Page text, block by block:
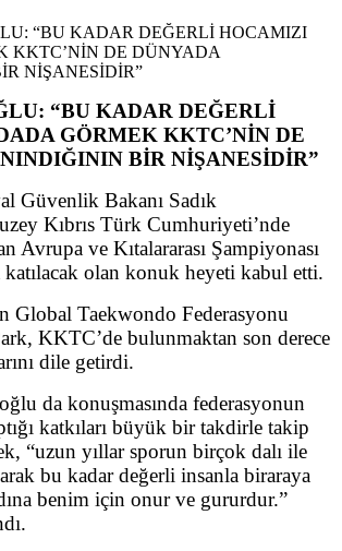
“BU KADAR DEĞERLİ
GÖRMEK KKTC’NİN DE
BİR NİŞANESİDİR”
Güvenlik Bakanı Sadık
Kıbrıs Türk Cumhuriyeti’nde
Avrupa ve Kıtalararası Şampiyonası
olan konuk heyeti kabul etti.
Global Taekwondo Federasyonu
KKTC’de bulunmaktan son derece
dile getirdi.
da konuşmasında federasyonun
katkıları büyük bir takdirle takip
“uzun yıllar sporun birçok dalı ile
bu kadar değerli insanla biraraya
benim için onur ve gururdur.”